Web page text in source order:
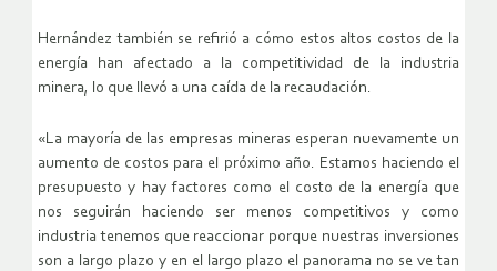
Hernández también se refirió a cómo estos altos costos de la
energía han afectado a la competitividad de la industria
minera, lo que llevó a una caída de la recaudación.
«La mayoría de las empresas mineras esperan nuevamente un
aumento de costos para el próximo año. Estamos haciendo el
presupuesto y hay factores como el costo de la energía que
nos seguirán haciendo ser menos competitivos y como
industria tenemos que reaccionar porque nuestras inversiones
son a largo plazo y en el largo plazo el panorama no se ve tan